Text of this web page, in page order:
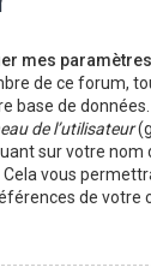
mes
de ce forum,
base de
de l’utilisateur
sur votre nom
vous
de votre